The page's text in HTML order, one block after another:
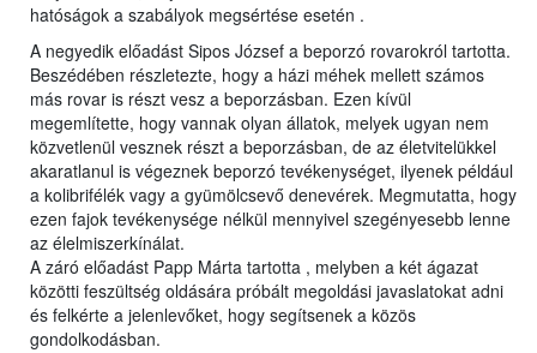
hatóságok a szabályok megsértése esetén .
A negyedik előadást Sipos József a beporzó rovarokról tartotta.
Beszédében részletezte, hogy a házi méhek mellett számos
más rovar is részt vesz a beporzásban. Ezen kívül
megemlítette, hogy vannak olyan állatok, melyek ugyan nem
közvetlenül vesznek részt a beporzásban, de az életvitelükkel
akaratlanul is végeznek beporzó tevékenységet, ilyenek például
a kolibrifélék vagy a gyümölcsevő denevérek. Megmutatta, hogy
ezen fajok tevékenysége nélkül mennyivel szegényesebb lenne
az élelmiszerkínálat.
A záró előadást Papp Márta tartotta , melyben a két ágazat
közötti feszültség oldására próbált megoldási javaslatokat adni
és felkérte a jelenlevőket, hogy segítsenek a közös
gondolkodásban.